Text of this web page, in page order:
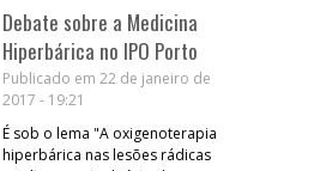
Debate sobre a Medicina
Hiperbárica no IPO Porto
Publicado em 22 de janeiro de
2017 - 19:21
É sob o lema "A oxigenoterapia
hiperbárica nas lesões rádicas